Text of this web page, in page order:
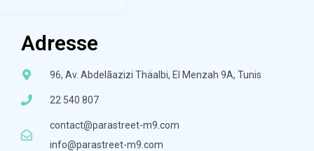
Adresse
96, Av. Abdelãazizi Thäalbi, El Menzah 9A, Tunis
22 540 807
contact@parastreet-m9.com
info@parastreet-m9.com